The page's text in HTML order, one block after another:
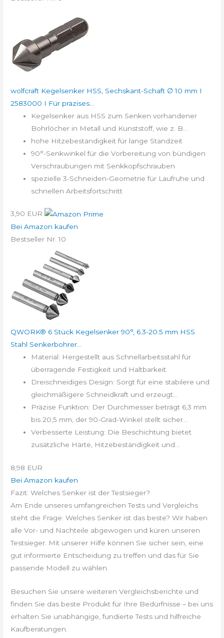
wolfcraft Kegelsenker HSS, Sechskant-Schaft ∅ 10 mm I
2583000 I Für präzises...
Kegelsenker aus HSS zum Senken vorhandener
Bohrlöcher in Metall und Kunststoff, wie z. B...
hohe Hitzebeständigkeit für lange Standzeit
90°-Senkwinkel für die Vorbereitung von bündigen
Verschraubungen mit Senkkopfschrauben
spezielle 3-Schneiden-Geometrie für Laufruhe und
schnellen Arbeitsfortschritt
3,90 EUR
Bei Amazon kaufen
Bestseller Nr. 10
QWORK® 6 Stück Kegelsenker 90°, 6.3-20.5 mm HSS
Stahl Senkerbohrer...
Material: Hergestellt aus Schnellarbeitsstahl für
überragende Festigkeit und Haltbarkeit.
Dreischneidiges Design: Sorgt für eine stabilere und
gleichmäßigere Schneidkraft und erzeugt...
Präzise Funktion: Der Durchmesser beträgt 6,3 mm
bis 20,5 mm, der 90-Grad-Winkel stellt sicher...
Verbesserte Leistung: Die Beschichtung bietet
zusätzliche Härte, Hitzebeständigkeit und...
8,98 EUR
Bei Amazon kaufen
Fazit: Welches Senker ist der Testsieger?
Am Ende unseres umfangreichen Tests und Vergleichs
steht die Frage: Welches Senker ist das beste? Wir haben
alle Vor- und Nachteile abgewogen und küren unseren
Testsieger. Mit unserer Hilfe können Sie sicher sein, eine
gut informierte Entscheidung zu treffen und das für Sie
passende Modell zu wählen.
Besuchen Sie unsere weiteren Vergleichsberichte und
finden Sie das beste Produkt für Ihre Bedürfnisse – bei uns
erhalten Sie unabhängige, fundierte Tests und hilfreiche
Kaufberatungen.